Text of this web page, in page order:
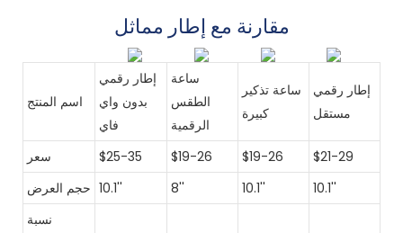
مقارنة مع إطار مماثل
اسم المنتج
إطار رقمي
بدون واي
فاي
ساعة
الطقس
الرقمية
ساعة تذكير
كبيرة
إطار رقمي
مستقل
سعر $25-35 $19-26 $19-26
$21-29
حجم العرض 10.1'' 8'' 10.1''
10.1''
نسبة